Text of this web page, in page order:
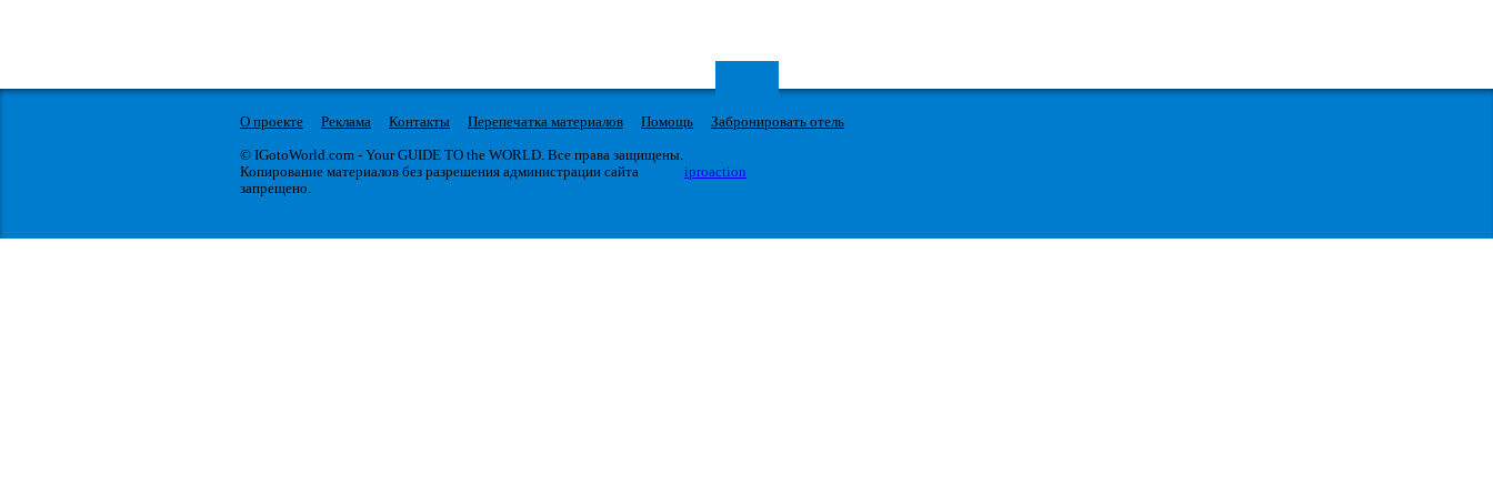
О проекте Реклама Контакты Перепечатка материалов Помощь
Забронировать отель
© IGotoWorld.com - Your GUIDE TO the WORLD. Все права защищены.
Копирование материалов без разрешения администрации сайта
запрещено.
iproaction